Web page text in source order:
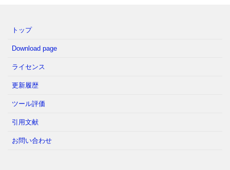
トップ
Download page
ライセンス
更新履歴
ツール評価
引用文献
お問い合わせ